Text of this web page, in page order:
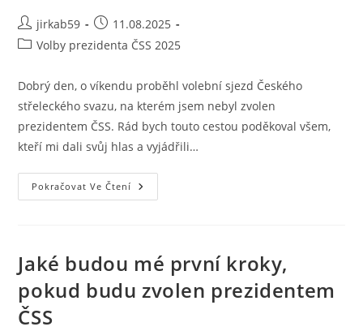
jirkab59
11.08.2025
Volby prezidenta ČSS 2025
Dobrý den, o víkendu proběhl volební sjezd Českého
střeleckého svazu, na kterém jsem nebyl zvolen
prezidentem ČSS. Rád bych touto cestou poděkoval všem,
kteří mi dali svůj hlas a vyjádřili…
Pokračovat Ve Čtení
Jaké budou mé první kroky,
pokud budu zvolen prezidentem
ČSS